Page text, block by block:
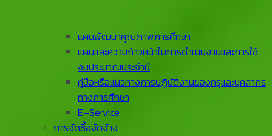
แผนพัฒนาคุณภาพการศึกษา
แผนและความก้าวหน้าในการดําเนินงานและการใช้
งบประมาณประจําปี
คู่มือหรือแนวทางการปฏิบัติงานของครูและบุคลากร
ทางการศึกษา
E–Service
การจัดซื้อจัดจ้าง